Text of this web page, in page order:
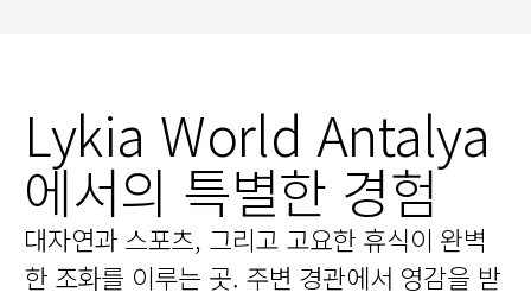
Lykia World Antalya
에서의 특별한 경험
대자연과 스포츠, 그리고 고요한 휴식이 완벽
한 조화를 이루는 곳. 주변 경관에서 영감을 받